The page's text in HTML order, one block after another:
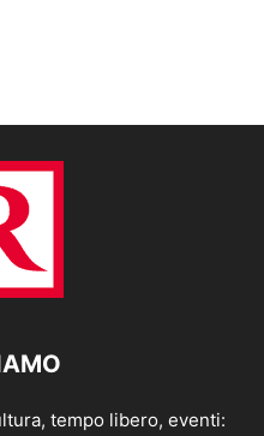
tempo libero, eventi: